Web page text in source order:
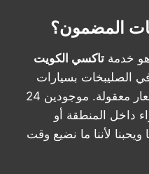
المضمون؟
خدمة تاكسي الكويت
الصليبخات بسيارات
نظيفة وسايقين محترمين وأسعار معقولة. موجودين 24
داخل المنطقة أو
ويحبنا لأننا ما نضيع وقت